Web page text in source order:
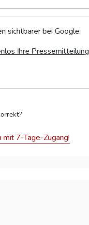
sichtbarer bei Google.
Ihre Pressemitteilung
7-Tage-Zugang!